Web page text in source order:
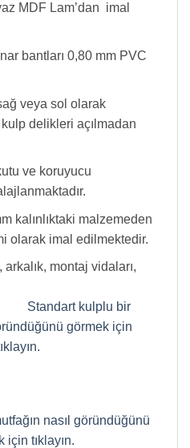
MDF Lam’dan imal
bantları 0,80 mm PVC
veya sol olarak
delikleri açılmadan
ve koruyucu
kalınlıktaki malzemeden
olarak imal edilmektedir.
arkalık, montaj vidaları,
Standart kulplu bir
görmek için
nasıl göründüğünü
için tıklayın.